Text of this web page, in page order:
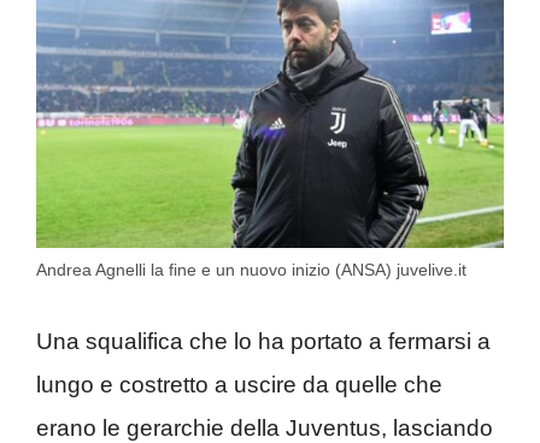
Andrea Agnelli la fine e un nuovo inizio (ANSA) juvelive.it
Una squalifica che lo ha portato a fermarsi a
lungo e costretto a uscire da quelle che
erano le gerarchie della Juventus, lasciando